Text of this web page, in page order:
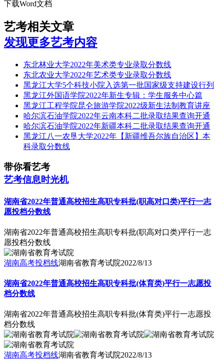
下载Word文档
艺考相关文章
发现更多艺考内容
东北林业大学2022年美术类专业录取分数线
东北农业大学2022年艺术类专业录取分数线
黑龙江大学5个科技小院入选第一批国家级支持建设行列
黑龙江外国语学院2022年新生专辑：学生服务中心篇
黑龙江工程学院昆仑旅游学院2022级新生法制教育讲座
哈尔滨石油学院2022年云南本科二批录取结果查询开通
哈尔滨石油学院2022年新疆本科二批录取结果查询开通
黑龙江八一农垦大学2022年【新疆维吾尔族自治区】本
科录取分数线
带你看艺考
艺考信息时光机
湖南省2022年普通高校招生高职专科批(职高对口类)平行一志
愿投档分数线
湖南省2022年普通高校招生高职专科批(职高对口类)平行一志
愿投档分数线
湖南高考投档线湖南省教育考试院2022/8/13
湖南省2022年普通高校招生高职专科批(体育类)平行一志愿投
档分数线
湖南省2022年普通高校招生高职专科批(体育类)平行一志愿投
档分数线
湖南高考投档线湖南省教育考试院2022/8/13